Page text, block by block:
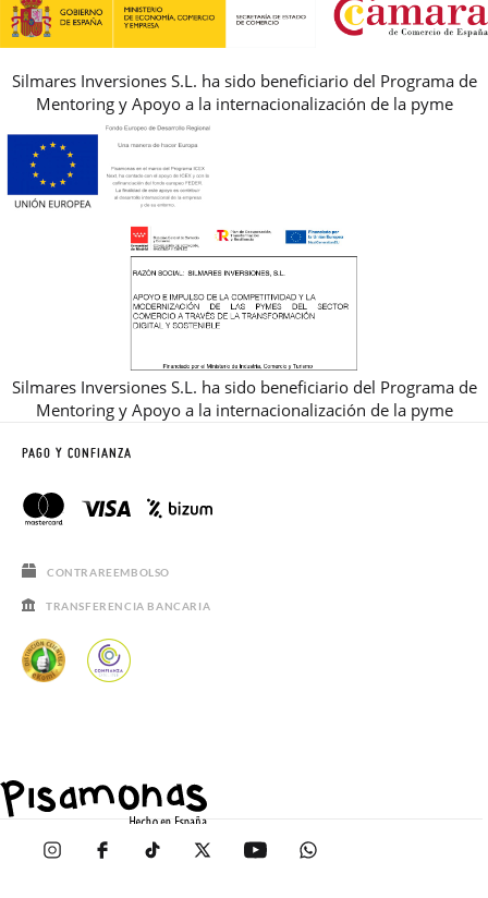
Silmares Inversiones S.L. ha sido beneficiario del Programa de
Mentoring y Apoyo a la internacionalización de la pyme
Silmares Inversiones S.L. ha sido beneficiario del Programa de
Mentoring y Apoyo a la internacionalización de la pyme
PAGO Y CONFIANZA
CONTRAREEMBOLSO
TRANSFERENCIA BANCARIA